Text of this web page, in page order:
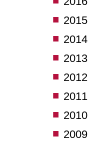
2015
2014
2013
2012
2011
2010
2009